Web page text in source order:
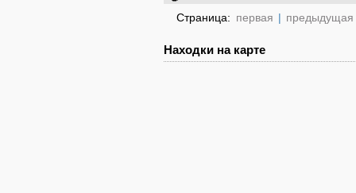
Страница: первая | предыдущая
Находки на карте